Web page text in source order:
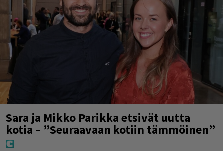
Sara ja Mikko Parikka etsivät uutta
kotia – ”Seuraavaan kotiin tämmöinen”